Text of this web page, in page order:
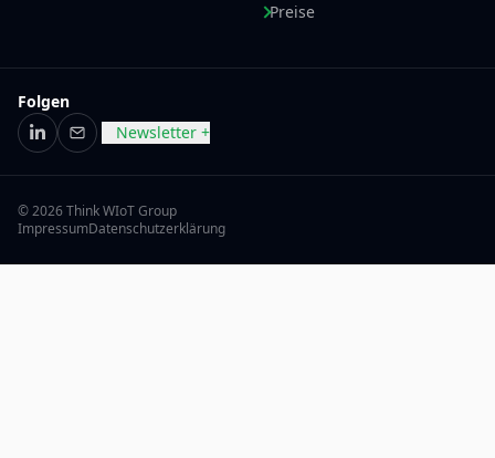
Preise
Folgen
LinkedIn
E-MailNewsletter +
© 2026 Think WIoT Group
ImpressumDatenschutzerklärung